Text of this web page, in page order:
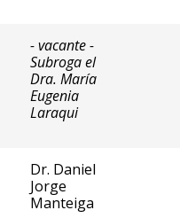
- vacante -
Subroga el
Dra. María
Eugenia
Laraqui
Dr. Daniel
Jorge
Manteiga